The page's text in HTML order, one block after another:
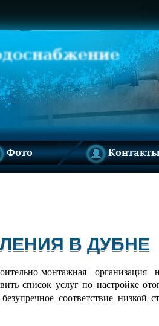
Фото Контакты
В ДУБНЕ
монтажная организация
список услуг по настройке
соответствие низкой